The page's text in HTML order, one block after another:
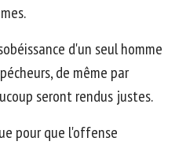
d'un seul homme
de même par
seront rendus justes.
pour que l'offense